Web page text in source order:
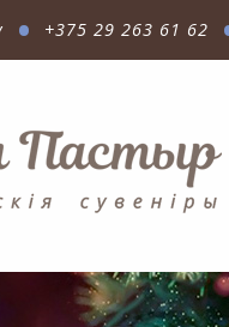
• +375 29 263 61 62